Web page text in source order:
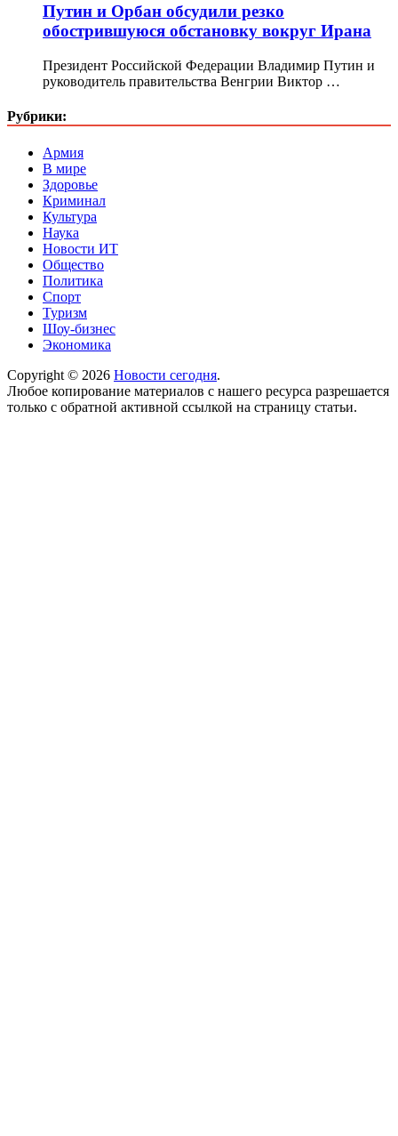
Путин и Орбан обсудили резко
обострившуюся обстановку вокруг Ирана
Президент Российской Федерации Владимир Путин и
руководитель правительства Венгрии Виктор …
Рубрики:
Армия
В мире
Здоровье
Криминал
Культура
Наука
Новости ИТ
Общество
Политика
Спорт
Туризм
Шоу-бизнес
Экономика
Copyright © 2026 Новости сегодня.
Любое копирование материалов с нашего ресурса разрешается
только с обратной активной ссылкой на страницу статьи.